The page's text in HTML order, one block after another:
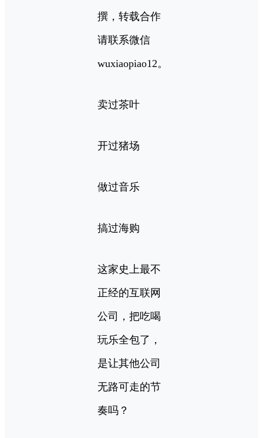
撰，转载合作
请联系微信
wuxiaopiao12。
卖过茶叶
开过猪场
做过音乐
搞过海购
这家史上最不
正经的互联网
公司，把吃喝
玩乐全包了，
是让其他公司
无路可走的节
奏吗？